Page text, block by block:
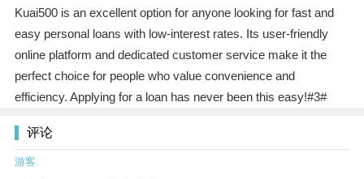
Kuai500 is an excellent option for anyone looking for fast and
easy personal loans with low-interest rates. Its user-friendly
online platform and dedicated customer service make it the
perfect choice for people who value convenience and
efficiency. Applying for a loan has never been this easy!#3#
评论
游客